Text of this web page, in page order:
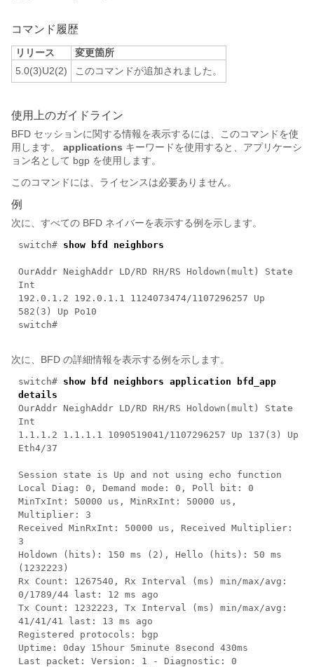
コマンド履歴
リリース
変更箇所
5.0(3)U2(2)
このコマンドが追加されました。
使用上のガイドライン
BFD セッションに関する情報を表示するには、このコマンドを使
用します。
applications キーワードを使用すると、アプリケーシ
ョン名として bgp を使用します。
このコマンドには、ライセンスは必要ありません。
例
次に、すべての BFD ネイバーを表示する例を示します。
switch# show bfd neighbors
OurAddr NeighAddr LD/RD RH/RS Holdown(mult) State
Int
192.0.1.2 192.0.1.1 1124073474/1107296257 Up
582(3) Up Po10
switch#
次に、BFD の詳細情報を表示する例を示します。
switch# show bfd neighbors application bfd_app
details
OurAddr NeighAddr LD/RD RH/RS Holdown(mult) State
Int
1.1.1.2 1.1.1.1 1090519041/1107296257 Up 137(3) Up
Eth4/37
Session state is Up and not using echo function
Local Diag: 0, Demand mode: 0, Poll bit: 0
MinTxInt: 50000 us, MinRxInt: 50000 us,
Multiplier: 3
Received MinRxInt: 50000 us, Received Multiplier:
3
Holdown (hits): 150 ms (2), Hello (hits): 50 ms
(1232223)
Rx Count: 1267540, Rx Interval (ms) min/max/avg:
0/1789/44 last: 12 ms ago
Tx Count: 1232223, Tx Interval (ms) min/max/avg:
41/41/41 last: 13 ms ago
Registered protocols: bgp
Uptime: 0day 15hour 5minute 8second 430ms
Last packet: Version: 1 - Diagnostic: 0